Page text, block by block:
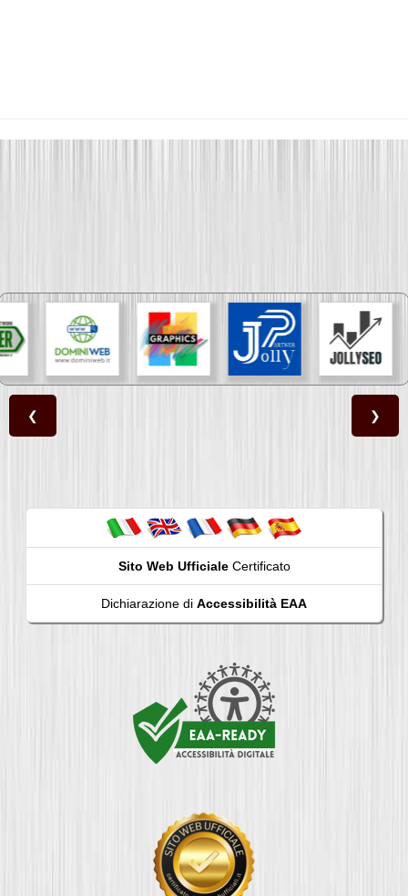
❮ ❯
Sito Web UfficialeCertificato
Dichiarazione di Accessibilità EAA